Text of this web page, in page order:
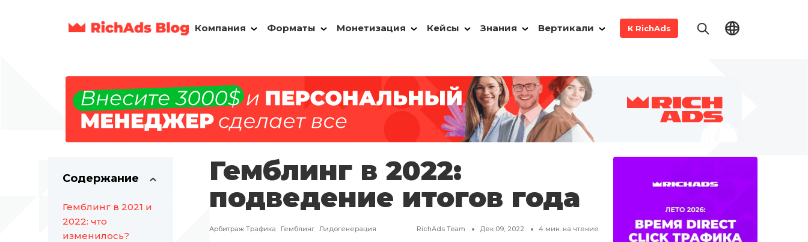
Компания Форматы Монетизация Кейсы Знания Вертикали К RichAds
Содержание
Гемблинг в 2021 и
2022: что
изменилось?
Гемблинг в 2022:
подведение итогов года
Арбитраж Трафика Гемблинг Лидогенерация RichAds Team Дек 09, 2022 4 мин. на чтение